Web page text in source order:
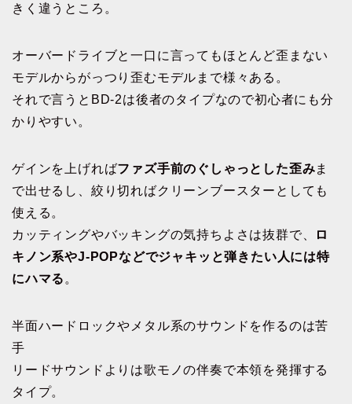
きく違うところ。
オーバードライブと一口に言ってもほとんど歪まない
モデルからがっつり歪むモデルまで様々ある。
それで言うとBD-2は後者のタイプなので初心者にも分
かりやすい。
ゲインを上げればファズ手前のぐしゃっとした歪みま
で出せるし、絞り切ればクリーンブースターとしても
使える。
カッティングやバッキングの気持ちよさは抜群で、
ロ
キノン系やJ-POPなどでジャキッと弾きたい人には特
にハマる 。
半面ハードロックやメタル系のサウンドを作るのは苦
手
リードサウンドよりは歌モノの伴奏で本領を発揮する
タイプ。